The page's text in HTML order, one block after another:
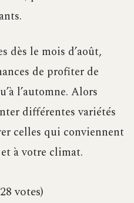
dès le mois d’août,
de profiter de
l’automne. Alors
différentes variétés
celles qui conviennent
à votre climat.
votes)